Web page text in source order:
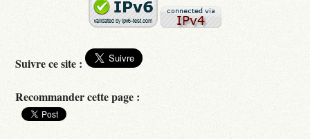
Suivre ce site :
Recommander cette page :